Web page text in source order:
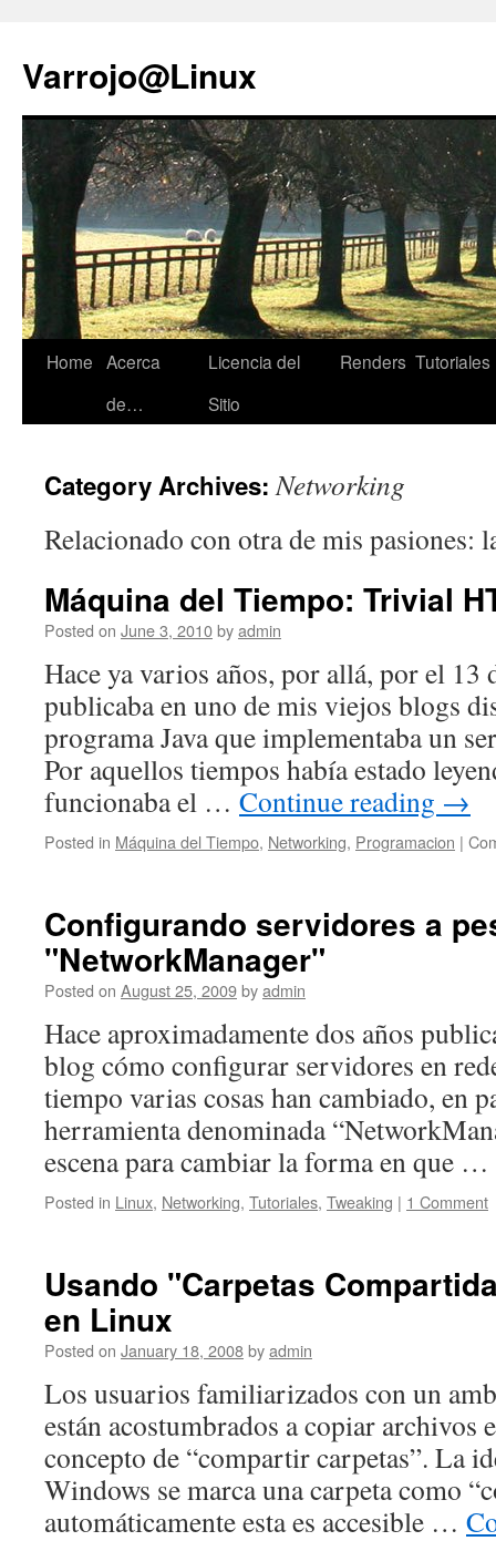
content
Varrojo@Linux
Home Acerca
de…
Licencia del
Sitio
Renders Tutoriales
Category Archives:Networking
Relacionado con otra de mis pasiones:
Máquina del Tiempo: Trivial
Posted on June 3, 2010byadmin
Hace ya varios años, por allá, por el 13
publicaba en uno de mis viejos blogs
programa Java que implementaba un
Por aquellos tiempos había estado
funcionaba el … Continue reading →
Posted in Máquina del Tiempo, Networking, Programacion |
Configurando servidores a
"NetworkManager"
Posted on August 25, 2009byadmin
Hace aproximadamente dos años
blog cómo configurar servidores en
tiempo varias cosas han cambiado, en
herramienta denominada
escena para cambiar la forma en que …
Posted in Linux, Networking, Tutoriales, Tweaking | 1 Comment
Usando "Carpetas
en Linux
Posted on January 18, 2008byadmin
Los usuarios familiarizados con un
están acostumbrados a copiar archivos
concepto de “compartir carpetas”. La
Windows se marca una carpeta como
automáticamente esta es accesible …